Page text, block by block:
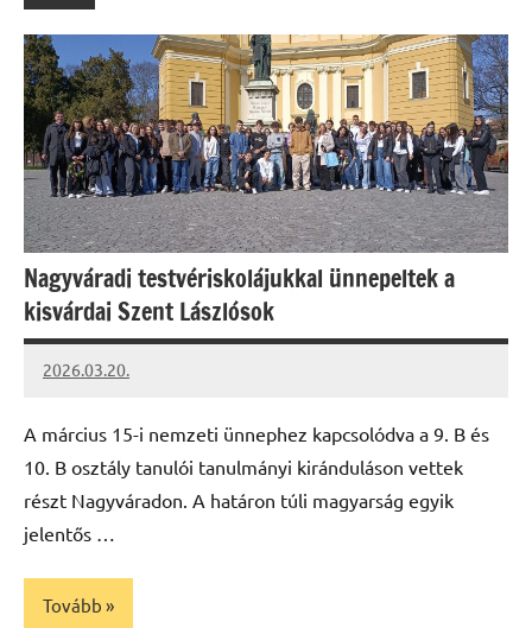
Nagyváradi testvériskolájukkal ünnepeltek a
kisvárdai Szent Lászlósok
2026.03.20.
Leiszt
A március 15-i nemzeti ünnephez kapcsolódva a 9. B és
10. B osztály tanulói tanulmányi kiránduláson vettek
részt Nagyváradon. A határon túli magyarság egyik
jelentős …
Tovább